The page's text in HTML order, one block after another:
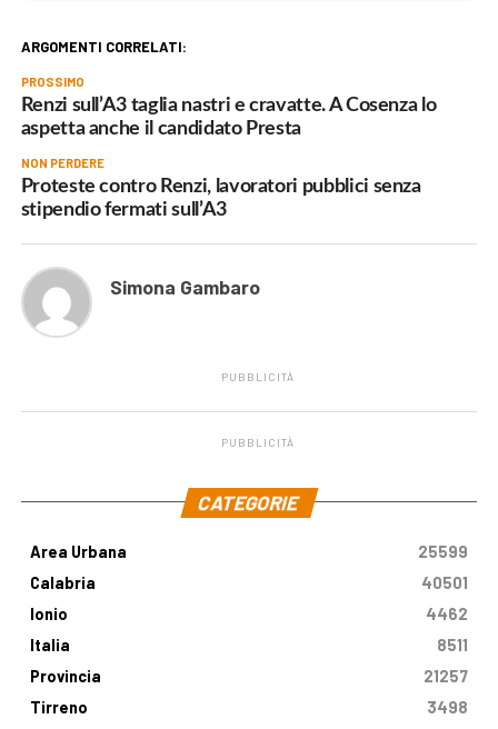
ARGOMENTI CORRELATI:
PROSSIMO
Renzi sull’A3 taglia nastri e cravatte. A Cosenza lo
aspetta anche il candidato Presta
NON PERDERE
Proteste contro Renzi, lavoratori pubblici senza
stipendio fermati sull’A3
Simona Gambaro
PUBBLICITÀ
PUBBLICITÀ
CATEGORIE
Area Urbana
25599
Calabria
40501
Ionio
4462
Italia
8511
Provincia
21257
Tirreno
3498